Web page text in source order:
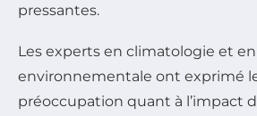
pressantes.
Les experts en climatologie et
environnementale ont exprimé
préoccupation quant à l’impact